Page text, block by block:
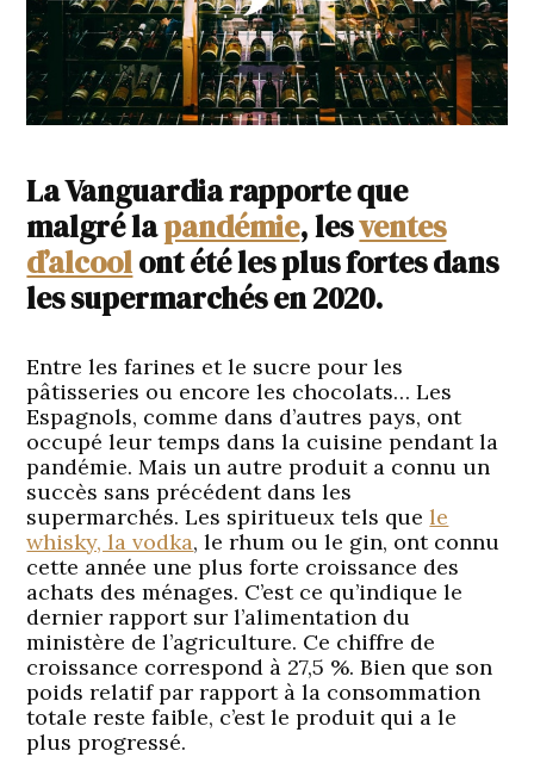
La Vanguardia rapporte que
malgré lapandémie, lesventes
d’alcoolont été les plus fortes dans
les supermarchés en 2020.
Entre les farines et le sucre pour les
pâtisseries ou encore les chocolats… Les
Espagnols, comme dans d’autres pays, ont
occupé leur temps dans la cuisine pendant la
pandémie. Mais un autre produit a connu un
succès sans précédent dans les
supermarchés. Les spiritueux tels quele
whisky, la vodka, le rhum ou le gin, ont connu
cette année une plus forte croissance des
achats des ménages. C’est ce qu’indique le
dernier rapport sur l’alimentation du
ministère de l’agriculture. Ce chiffre de
croissance correspond à 27,5 %. Bien que son
poids relatif par rapport à la consommation
totale reste faible, c’est le produit qui a le
plus progressé.